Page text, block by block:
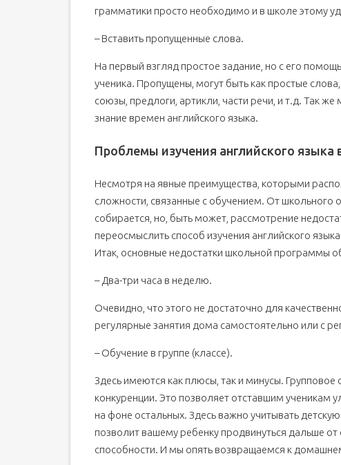
грамматики просто необходимо и в школе этому
– Вставить пропущенные слова.
На первый взгляд простое задание, но с его
ученика. Пропущены, могут быть как простые
союзы, предлоги, артикли, части речи, и т.д. Так
знание времен английского языка.
Проблемы изучения английского языка
Несмотря на явные преимущества, которыми
сложности, связанные с обучением. От школьного
собирается, но, быть может, рассмотрение
переосмыслить способ изучения английского
Итак, основные недостатки школьной программы
– Два-три часа в неделю.
Очевидно, что этого не достаточно для
регулярные занятия дома самостоятельно или с
– Обучение в группе (классе).
Здесь имеются как плюсы, так и минусы. Групповое
конкуренции. Это позволяет отставшим ученикам
на фоне остальных. Здесь важно учитывать
позволит вашему ребенку продвинуться дальше от
способности. И мы опять возвращаемся к